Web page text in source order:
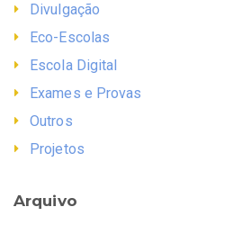
Divulgação
Eco-Escolas
Escola Digital
Exames e Provas
Outros
Projetos
Arquivo